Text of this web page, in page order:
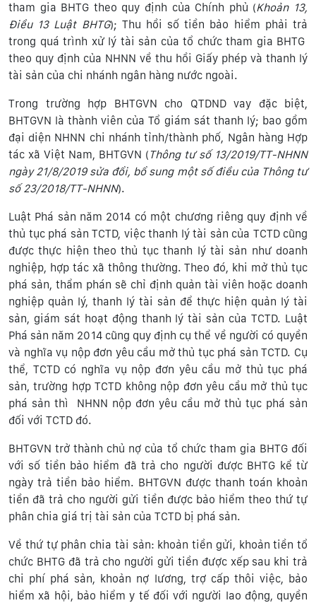
tham gia BHTG theo quy định của Chính phủ (Khoản 13,
Điều 13 Luật BHTG); Thu hồi số tiền bảo hiểm phải trả
trong quá trình xử lý tài sản của tổ chức tham gia BHTG
theo quy định của NHNN về thu hồi Giấy phép và thanh lý
tài sản của chi nhánh ngân hàng nước ngoài.
Trong trường hợp BHTGVN cho QTDND vay đặc biệt,
BHTGVN là thành viên của Tổ giám sát thanh lý; bao gồm
đại diện NHNN chi nhánh tỉnh/thành phố, Ngân hàng Hợp
tác xã Việt Nam, BHTGVN ( Thông tư số 13/2019/TT-NHNN
ngày 21/8/2019 sửa đổi, bổ sung một số điều của Thông tư
số23/2018/TT-NHNN).
Luật Phá sản năm 2014 có một chương riêng quy định về
thủ tục phá sản TCTD, việc thanh lý tài sản của TCTD cũng
được thực hiện theo thủ tục thanh lý tài sản như doanh
nghiệp, hợp tác xã thông thường. Theo đó, khi mở thủ tục
phá sản, thẩm phán sẽ chỉ định quản tài viên hoặc doanh
nghiệp quản lý, thanh lý tài sản để thực hiện quản lý tài
sản, giám sát hoạt động thanh lý tài sản của TCTD. Luật
Phá sản năm 2014 cũng quy định cụ thể về người có quyền
và nghĩa vụ nộp đơn yêu cầu mở thủ tục phá sản TCTD. Cụ
thể, TCTD có nghĩa vụ nộp đơn yêu cầu mở thủ tục phá
sản, trường hợp TCTD không nộp đơn yêu cầu mở thủ tục
phá sản thì NHNN nộp đơn yêu cầu mở thủ tục phá sản
đối với TCTD đó.
BHTGVN trở thành chủ nợ của tổ chức tham gia BHTG đối
với số tiền bảo hiểm đã trả cho người được BHTG kể từ
ngày trả tiền bảo hiểm. BHTGVN được thanh toán khoản
tiền đã trả cho người gửi tiền được bảo hiểm theo thứ tự
phân chia giá trị tài sản của TCTD bị phá sản.
Về thứ tự phân chia tài sản: khoản tiền gửi, khoản tiền tổ
chức BHTG đã trả cho người gửi tiền được xếp sau khi trả
chi phí phá sản, khoản nợ lương, trợ cấp thôi việc, bảo
hiểm xã hội, bảo hiểm y tế đối với người lao động, quyền